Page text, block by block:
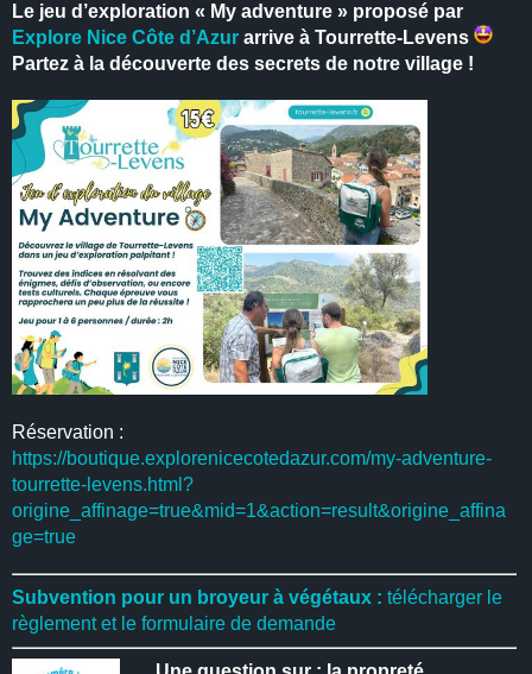
Le jeu d’exploration « My adventure » proposé par
Explore Nice Côte d’Azur arrive à Tourrette-Levens
Partez à la découverte des secrets de notre village !
Réservation :
https://boutique.explorenicecotedazur.com/my-adventure-
tourrette-levens.html?
origine_affinage=true&mid=1&action=result&origine_affina
ge=true
Subvention pour un broyeur à végétaux : télécharger le
règlement et le formulaire de demande